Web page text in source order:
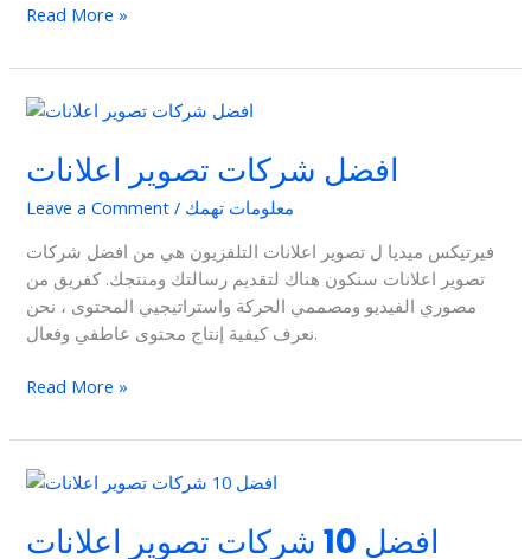
Read More »
افضل شركات تصوير اعلانات
Leave a Comment / معلومات تهمك
فيرتيكس ميديا ل تصوير اعلانات التلفزيون هي من افضل شركات
تصوير اعلانات سنكون هناك لتقديم رسالتك ومنتجك. كفريق من
مصوري الفيديو ومصممي الحركة واستراتيجيي المحتوى ، نحن
نعرف كيفية إنتاج محتوى عاطفي وفعال.
افضل
تصوير
اعلانات
Read More »
افضل 10 شركات تصوير اعلانات
افضل
شركات